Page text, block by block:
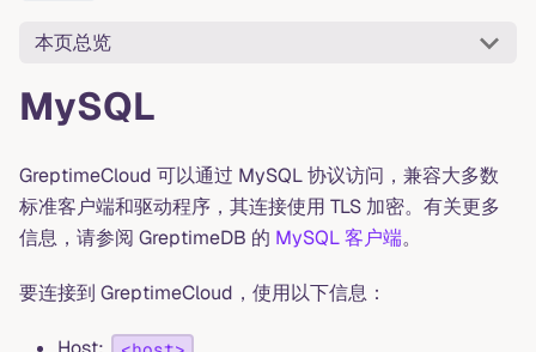
本页总览
MySQL
GreptimeCloud 可以通过 MySQL 协议访问，兼容大多数
标准客户端和驱动程序，其连接使用 TLS 加密。有关更多
信息，请参阅 GreptimeDB 的 MySQL 客户端。
要连接到 GreptimeCloud，使用以下信息：